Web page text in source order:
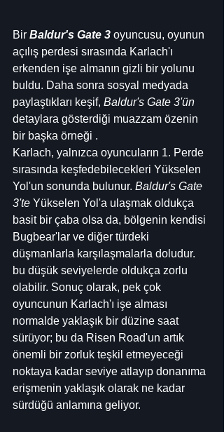
Bir Baldur's Gate 3 oyuncusu, oyunun
açılış perdesi sırasında Karlach'ı
erkenden işe almanın gizli bir yolunu
buldu. Daha sonra sosyal medyada
paylaştıkları keşif, Baldur's Gate 3'ün
detaylara gösterdiği muazzam özenin
bir başka örneği .
Karlach, yalnızca oyuncuların 1. Perde
sırasında keşfedebilecekleri Yükselen
Yol'un sonunda bulunur. Baldur's Gate
3'te Yükselen Yol'a ulaşmak oldukça
basit bir çaba olsa da, bölgenin kendisi
Bugbear'lar ve diğer türdeki
düşmanlarla karşılaşmalarla doludur.
bu düşük seviyelerde oldukça zorlu
olabilir. Sonuç olarak, pek çok
oyuncunun Karlach'ı işe alması
normalde yaklaşık bir düzine saat
sürüyor; bu da Risen Road'un artık
önemli bir zorluk teşkil etmeyeceği
noktaya kadar seviye atlayıp donanıma
erişmenin yaklaşık olarak ne kadar
sürdüğü anlamına geliyor.